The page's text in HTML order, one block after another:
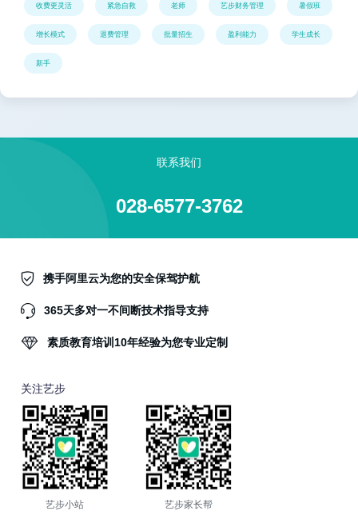
收费更灵活 紧急自救 老师 艺步财务管理 暑假班
增长模式 退费管理 批量招生 盈利能力 学生成长
新手
联系我们
028-6577-3762
携手阿里云为您的安全保驾护航
365天多对一不间断技术指导支持
素质教育培训10年经验为您专业定制
关注艺步
艺步小站 艺步家长帮